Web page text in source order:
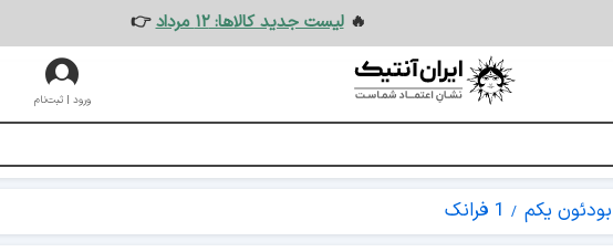
🔥لیست جدید کالاها: ۱۲ مرداد 👉
ورود | ثبت‌نام
بودئون یکم 1 فرانک